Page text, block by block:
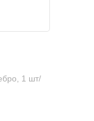
1 шт/